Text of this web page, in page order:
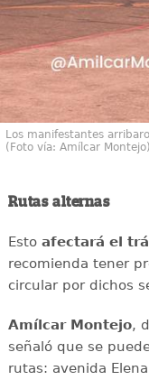
Los manifestantes
(Foto vía: Amílcar Montejo)
Rutas alternas
Esto afectará el
recomienda tener
circular por dichos
Amílcar Montejo,
señaló que se
rutas: avenida